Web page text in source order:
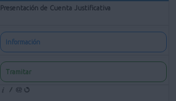
Presentación de Cuenta Justificativa
Información
Tramitar